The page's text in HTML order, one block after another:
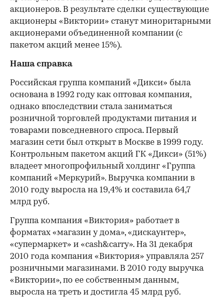
акционеров. В результате сделки существующие
акционеры «Виктории» станут миноритарными
акционерами объединенной компании (с
пакетом акций менее 15%).
Наша справка
Российская группа компаний «Дикси» была
основана в 1992 году как оптовая компания,
однако впоследствии стала заниматься
розничной торговлей продуктами питания и
товарами повседневного спроса. Первый
магазин сети был открыт в Москве в 1999 году.
Контрольным пакетом акций ГК «Дикси» (51%)
владеет многопрофильный холдинг «Группа
компаний «Меркурий». Выручка компании в
2010 году выросла на 19,4% и составила 64,7
млрд руб.
Группа компания «Виктория» работает в
форматах «магазин у дома», «дискаунтер»,
«супермаркет» и «cash&carry». На 31 декабря
2010 года компания «Виктория» управляла 257
розничными магазинами. В 2010 году выручка
«Виктории», по ее собственным данным,
выросла на треть и достигла 45 млрд руб.